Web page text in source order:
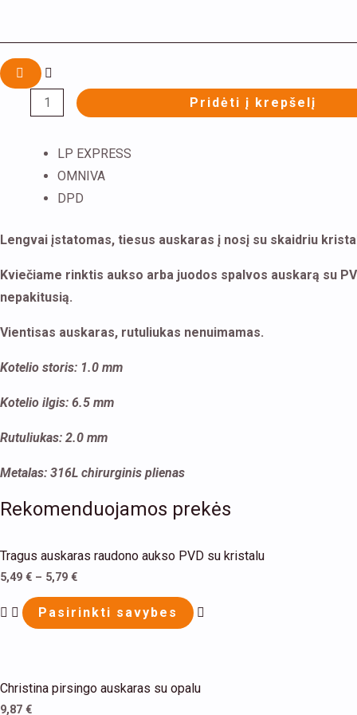
Pridėti į krepšelį
LP EXPRESS
OMNIVA
DPD
Lengvai įstatomas, tiesus auskaras į nosį su skaidriu
Kviečiame rinktis aukso arba juodos spalvos auskarą su
nepakitusią.
Vientisas auskaras, rutuliukas nenuimamas.
Kotelio storis: 1.0 mm
Kotelio ilgis: 6.5 mm
Rutuliukas: 2.0 mm
Metalas: 316L chirurginis plienas
Rekomenduojamos prekės
Tragus auskaras raudono aukso PVD su kristalu
5,49 € – 5,79 €
Pasirinkti savybes
Christina pirsingo auskaras su opalu
9,87 €